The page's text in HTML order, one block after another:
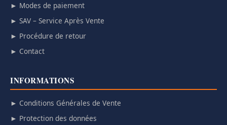
► Modes de paiement
► SAV – Service Après Vente
► Procédure de retour
► Contact
INFORMATIONS
► Conditions Générales de Vente
► Protection des données